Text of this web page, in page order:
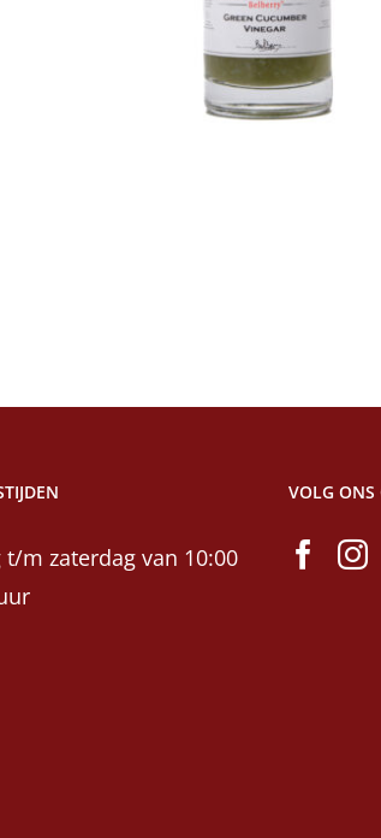
€8,50
Toevoegen aan
t/m zaterdag van 10:00
VOLG ONS